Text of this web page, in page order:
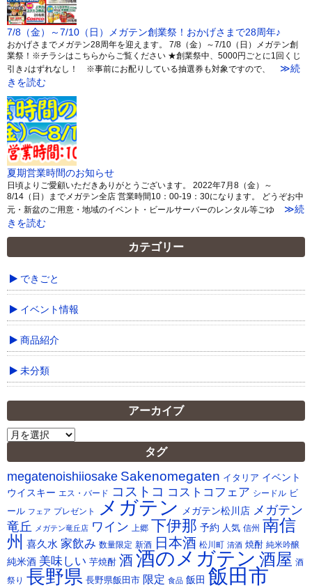
7/8（金）～7/10（日）メガテン創業祭！おかげさまで28周年♪
おかげさまでメガテン28周年を迎えます。 7/8（金）～7/10（日）メガテン創
業祭！※チラシはこちらからご覧ください ★創業祭中、5000円ごとに1回くじ
引き♪はずれなし！ ※事前にお配りしている抽選券も対象ですので、
≫続
きを読む
夏期営業時間のお知らせ
日頃よりご愛顧いただきありがとうございます。 2022年7月8（金）～
8/14（日）までメガテン全店 営業時間10：00-19：30になります。 どうぞお中
元・新盆のご用意・地域のイベント・ビールサーバーのレンタル等ごゆ
≫続
きを読む
カテゴリー
できごと
イベント情報
商品紹介
未分類
アーカイブ
ア
カ
イ
ブ
タグ
megatenoishiiosake Sakenomegaten イタリア イベント
ウイスキー エス・バード コストコ コストコフェア シードル ビ
ール フェア プレゼント メガテン メガテン松川店 メガテン
竜丘
メガテン竜丘店 ワイン 上郷 下伊那 予約 人気 信州 南信
州 喜久水 家飲み 数量限定 新酒 日本酒 松川町 清酒 焼酎 純米吟醸
純米酒 美味しい 芋焼酎 酒酒のメガテン 酒屋 酒
祭り 長野県 長野県飯田市 限定 食品 飯田 飯田市